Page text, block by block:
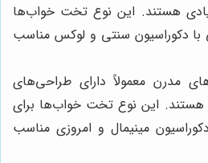
هستند. این نوع تخت خواب‌ها
با دکوراسیون سنتی و لوکس مناسب
مدرن معمولاً دارای طراحی‌های
این نوع تخت خواب‌ها برای
مینیمال و امروزی مناسب